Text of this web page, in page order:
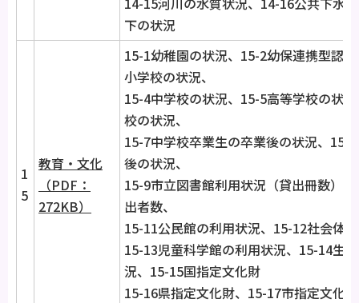
下の状況
1
5
教育・文化
（PDF：
272KB）
15-1幼稚園の状況、15-2幼保連携型認
小学校の状況、
15-4中学校の状況、15-5高等学校の状
校の状況、
15-7中学校卒業生の卒業後の状況、15-
後の状況、
15-9市立図書館利用状況（貸出冊数）
出者数、
15-11公民館の利用状況、15-12社会体
15-13児童科学館の利用状況、15-14生
況、15-15国指定文化財
15-16県指定文化財、15-17市指定文化